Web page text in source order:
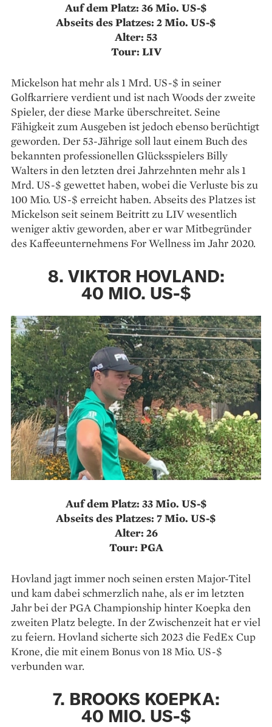
Auf dem Platz: 36 Mio. US-$
Abseits des Platzes: 2 Mio. US-$
Alter: 53
Tour: LIV
Mickelson hat mehr als 1 Mrd. US-$ in seiner
Golfkarriere verdient und ist nach Woods der zweite
Spieler, der diese Marke überschreitet. Seine
Fähigkeit zum Ausgeben ist jedoch ebenso berüchtigt
geworden. Der 53-Jährige soll laut einem Buch des
bekannten professionellen Glücksspielers Billy
Walters in den letzten drei Jahrzehnten mehr als 1
Mrd. US-$ gewettet haben, wobei die Verluste bis zu
100 Mio. US-$ erreicht haben. Abseits des Platzes ist
Mickelson seit seinem Beitritt zu LIV wesentlich
weniger aktiv geworden, aber er war Mitbegründer
des Kaffeeunternehmens For Wellness im Jahr 2020.
8. VIKTOR HOVLAND:
40 MIO. US-$
Auf dem Platz: 33 Mio. US-$
Abseits des Platzes: 7 Mio. US-$
Alter: 26
Tour: PGA
Hovland jagt immer noch seinen ersten Major-Titel
und kam dabei schmerzlich nahe, als er im letzten
Jahr bei der PGA Championship hinter Koepka den
zweiten Platz belegte. In der Zwischenzeit hat er viel
zu feiern. Hovland sicherte sich 2023 die FedEx Cup
Krone, die mit einem Bonus von 18 Mio. US-$
verbunden war.
7. BROOKS KOEPKA:
40 MIO. US-$